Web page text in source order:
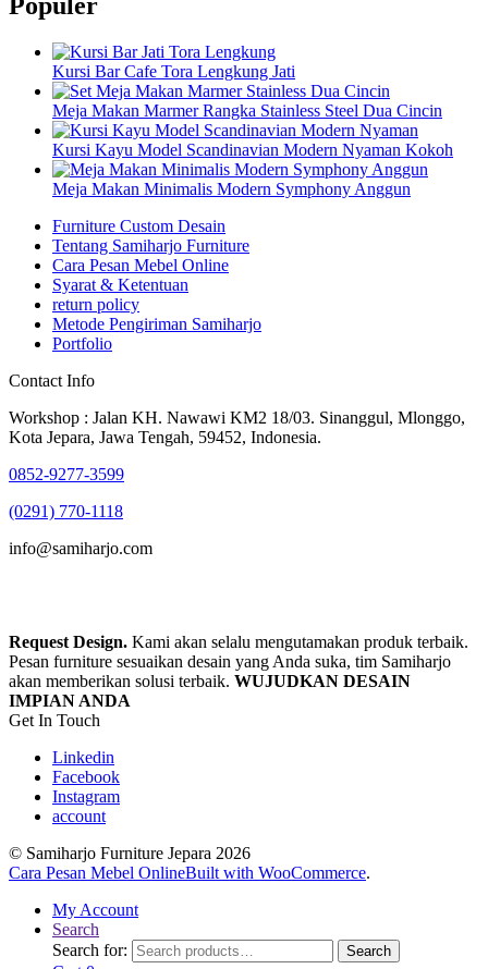
Kursi Bar Cafe Tora Lengkung Jati
Meja Makan Marmer Rangka Stainless Steel Dua Cincin
Kursi Kayu Model Scandinavian Modern Nyaman Kokoh
Meja Makan Minimalis Modern Symphony Anggun
Furniture Custom Desain
Tentang Samiharjo Furniture
Cara Pesan Mebel Online
Syarat & Ketentuan
return policy
Metode Pengiriman Samiharjo
Portfolio
Contact Info
Workshop : Jalan KH. Nawawi KM2 18/03. Sinanggul, Mlonggo,
Kota Jepara, Jawa Tengah, 59452, Indonesia.
0852-9277-3599
(0291) 770-1118
info@samiharjo.com
Request Design. Kami akan selalu mengutamakan produk terbaik.
Pesan furniture sesuaikan desain yang Anda suka, tim Samiharjo
akan memberikan solusi terbaik. WUJUDKAN DESAIN
IMPIAN ANDA
Get In Touch
Linkedin
Facebook
Instagram
account
© Samiharjo Furniture Jepara 2026
Cara Pesan Mebel OnlineBuilt with WooCommerce.
My Account
Search
Search for:
Search